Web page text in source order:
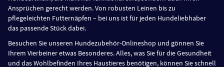
Ansprüchen gerecht werden. Von robusten Leinen bis zu
pflegeleichten Futternäpfen – bei uns ist für jeden Hundeliebhaber
das passende Stück dabei.
Besuchen Sie unseren Hundezubehör-Onlineshop und gönnen Sie
Ihrem Vierbeiner etwas Besonderes. Alles, was Sie für die Gesundheit
und das Wohlbefinden Ihres Haustieres benötigen, können Sie schnell